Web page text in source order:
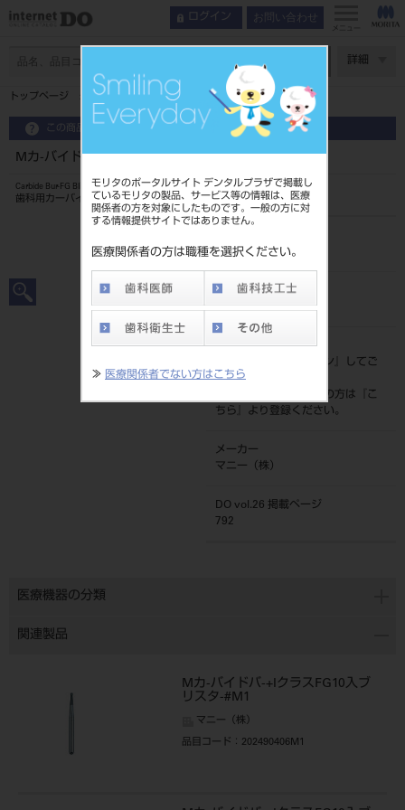
モリタのポータルサイト デンタルプラザで掲載し
ているモリタの製品、サービス等の情報は、医療
関係者の方を対象にしたものです。一般の方に対
する情報提供サイトではありません。
医療関係者の方は職種を選択ください。
≫ 医療関係者でない方はこちら
ログイン お問い合わせ
メニュー
詳細
トップページ Mカ-バイドバ-+IクラスFG10入ブリスタ-#M35
この商品に関するお問い合わせ
Mカ-バイドバ-+IクラスFG10入ブリスタ-#M35
Carbide Bur-FG Blister Pac
歯科用カーバイドバー
202490406M35
JAN/EANコード
標準価格
ログイン
』してご
覧ください。
ネット会員登録がまだの方は『
こ
ちら
』より登録ください。
メーカー
マニー（株）
DO vol.26 掲載ページ
792
医療機器の分類
関連製品
Mカ-バイドバ-+IクラスFG10入ブ
リスタ-#M1
マニー（株）
品目コード ：202490406M1